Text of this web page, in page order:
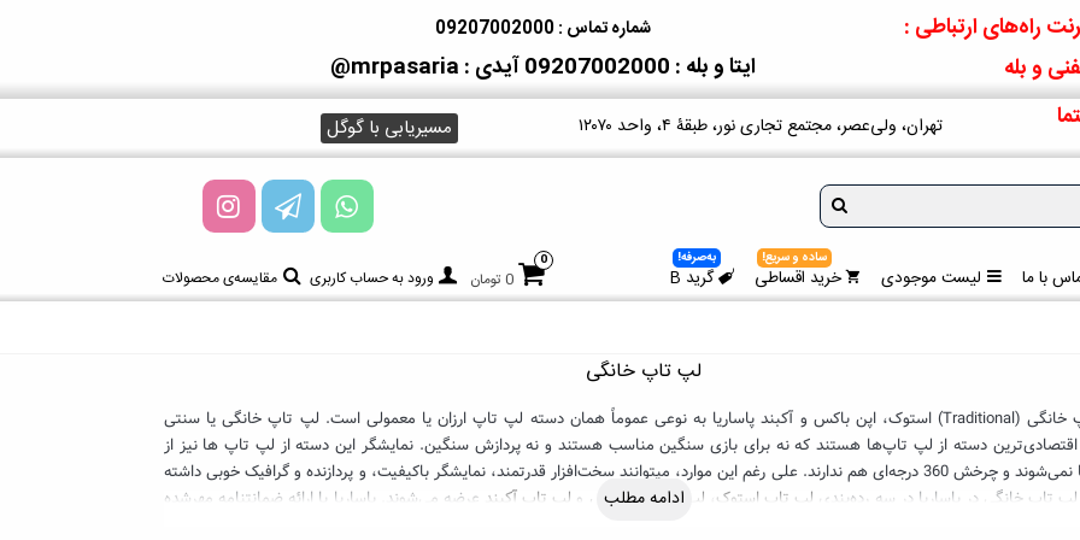
راه‌های ارتباطی :
و بله
شماره تماس : 09207002000
ایتا و بله : 09207002000
آیدی : mrpasaria@
تهران، ولی‌عصر، مجتمع تجاری نور، طبقۀ ۴، واحد ۱۲۰۷۰ مسیریابی با گوگل
با ما لیست موجودی خرید اقساطی
ساده و سریع!
گرید B
به‌صرفه! 0
0 تومان ورود به حساب کاربری
مقایسه‌ی محصولات
لپ تاپ خانگی
لپ تاپ خانگی (Traditional) استوک، اپن باکس و آکبند پاساریا به نوعی عموماً همان دسته لپ تاپ ارزان یا معمولی است. لپ تاپ خانگی یا سنتی
اقتصادی‌ترین دسته از لپ تاپ‌ها هستند که نه برای بازی سنگین مناسب هستند و نه پردازش سنگین. نمایشگر این دسته از لپ تاپ ها نیز از
بدنه جا نمی‌شوند و چرخش 360 درجه‌ای هم ندارند. علی رغم این موارد، میتوانند سخت‌افزار قدرتمند، نمایشگر باکیفیت، و پردازنده و گرافیک خوبی داشته
تاپ خانگی در پاساریا در سه رده‌بندی لپ تاپ استوک لپ تاپ اپن‌ باکس و لپ تاپ آکبند عرضه می‌شوند. پاساریا با ارائه ضمانتنامه مهرشده
ادامه مطلب